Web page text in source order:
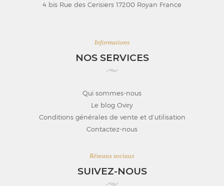
4 bis Rue des Cerisiers 17200 Royan France
Informations
NOS SERVICES
Qui sommes-nous
Le blog Oviry
Conditions générales de vente et d’utilisation
Contactez-nous
Réseaux sociaux
SUIVEZ-NOUS